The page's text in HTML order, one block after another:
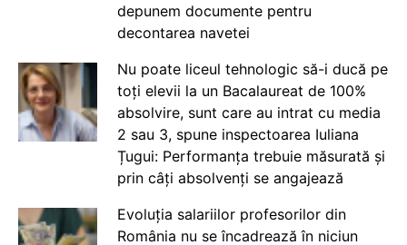
depunem documente pentru
decontarea navetei
Nu poate liceul tehnologic să-i ducă pe
toți elevii la un Bacalaureat de 100%
absolvire, sunt care au intrat cu media
2 sau 3, spune inspectoarea Iuliana
Țugui: Performanța trebuie măsurată și
prin câți absolvenți se angajează
Evoluția salariilor profesorilor din
România nu se încadrează în niciun